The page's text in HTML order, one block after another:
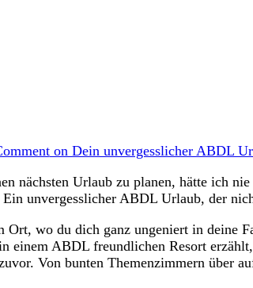
on Dein unvergesslicher ABDL
nächsten Urlaub zu planen, hätte ich
unvergesslicher ABDL Urlaub, der
Ort, wo du dich ganz ungeniert in deine
einem ABDL freundlichen Resort
Von bunten Themenzimmern über